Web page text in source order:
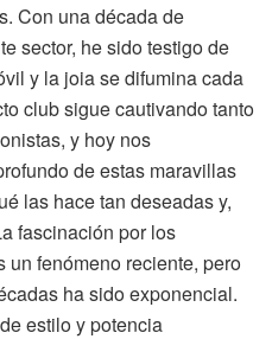
Con una década de
sector, he sido testigo de
y la joia se difumina cada
club sigue cautivando tanto
y hoy nos
de estas maravillas
las hace tan deseadas y,
fascinación por los
fenómeno reciente, pero
ha sido exponencial.
estilo y potencia